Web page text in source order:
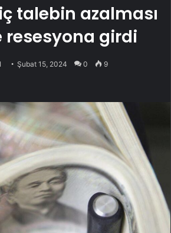
talebin azalması
resesyona girdi
Şubat 15, 2024 0 9